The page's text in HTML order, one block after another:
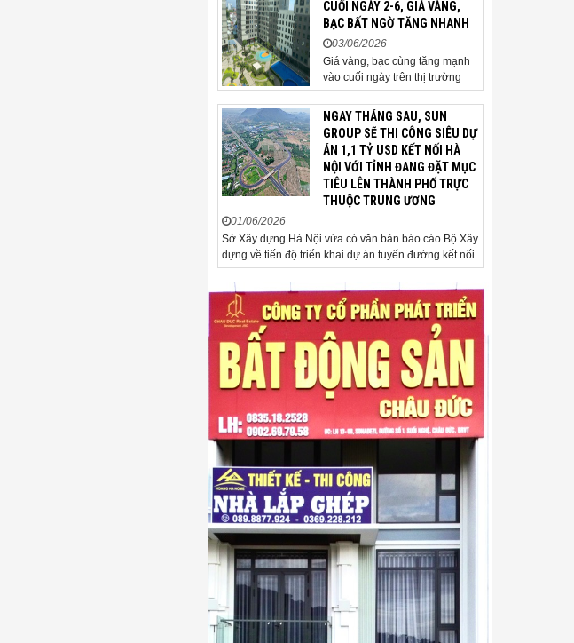
Chính phủ Lê Minh Hưng đã chủ trì phiên họp Chính
phủ thường...
CUỐI NGÀY 2-6, GIÁ VÀNG,
BẠC BẤT NGỜ TĂNG NHANH
03/06/2026
Giá vàng, bạc cùng tăng mạnh
vào cuối ngày trên thị trường
quốc tế. Giá vàng thế giới vượt
4.500 USD/ounce. Cuối ngày 2-
6, giá vàng hôm nay trên thị
trường quốc tế được giao dịch ở
mức 4.520 USD/ounce, tăng
khoảng 35 USD/ounce so với
buổi sáng. Trong phiên, có thời
điểm giá vàng...
NGAY THÁNG SAU, SUN
GROUP SẼ THI CÔNG SIÊU DỰ
ÁN 1,1 TỶ USD KẾT NỐI HÀ
NỘI VỚI TỈNH ĐANG ĐẶT MỤC
TIÊU LÊN THÀNH PHỐ TRỰC
THUỘC TRUNG ƯƠNG
01/06/2026
Sở Xây dựng Hà Nội vừa có văn bản báo cáo Bộ Xây
dựng về tiến độ triển khai dự án tuyến đường kết nối
sân bay Gia Bình với Thủ đô Hà Nội. Đến nay, công
tác giải phóng mặt bằng và chuẩn bị đầu tư của dự
án đã ghi nhận nhiều kết...